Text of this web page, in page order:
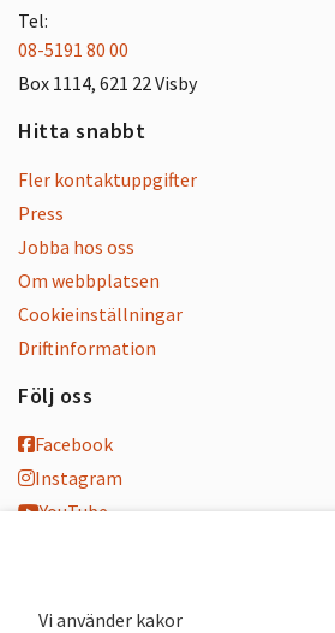
Tel:
08-5191 80 00
Box 1114, 621 22 Visby
Hitta snabbt
Fler kontaktuppgifter
Press
Jobba hos oss
Om webbplatsen
Cookieinställningar
Driftinformation
Följ oss
Facebook
Instagram
YouTube
Nyhetsbrev
Vi använder kakor